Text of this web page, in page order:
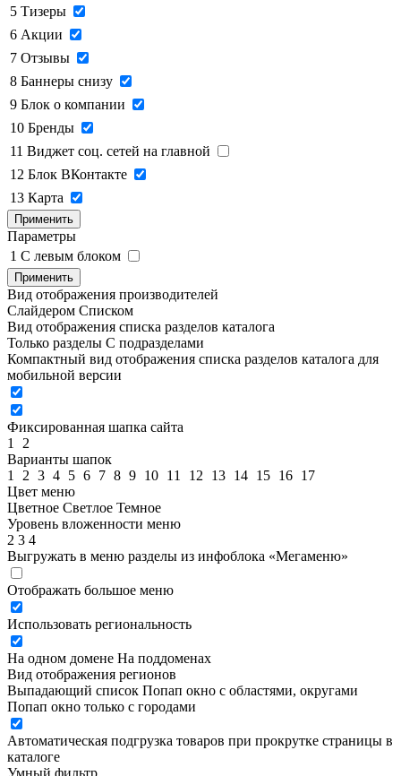
5 Тизеры
6 Акции
7 Отзывы
8 Баннеры снизу
9 Блок о компании
10 Бренды
11 Виджет соц. сетей на главной
12 Блок ВКонтакте
13 Карта
Применить
Параметры
1 C левым блоком
Применить
Вид отображения производителей
Слайдером Списком
Вид отображения списка разделов каталога
Только разделы С подразделами
Компактный вид отображения списка разделов каталога для
мобильной версии
Фиксированная шапка сайта
1
2
Варианты шапок
1
2 3 4 5 6 7 8 9 10 11 12 13 14 15 16 17
Цвет меню
Цветное Светлое Темное
Уровень вложенности меню
2 3 4
Выгружать в меню разделы из инфоблока «Мегаменю»
Отображать большое меню
Использовать региональность
На одном домене На поддоменах
Вид отображения регионов
Выпадающий список Попап окно c областями, округами
Попап окно только с городами
Автоматическая подгрузка товаров при прокрутке страницы в
каталоге
Умный фильтр